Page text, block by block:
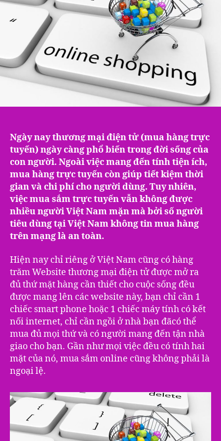
Ngày nay thương mại điện tử (mua hàng trực
tuyến) ngày càng phổ biến trong đời sống của
con người. Ngoài việc mang đến tính tiện ích,
mua hàng trực tuyến còn giúp tiết kiệm thời
gian và chi phí cho người dùng. Tuy nhiên,
việc mua sắm trực tuyến vẫn không được
nhiều người Việt Nam mặn mà bởi số người
tiêu dùng tại Việt Nam không tin mua hàng
trên mạng là an toàn.
Hiện nay chỉ riêng ở Việt Nam cũng có hàng
trăm Website thương mại điện tử được mở ra
đủ thứ mặt hàng cần thiết cho cuộc sống đều
được mang lên các website này, bạn chỉ cần 1
chiếc smart phone hoặc 1 chiếc máy tính có kết
nối internet, chỉ cần ngồi ở nhà bạn đãcó thể
mua đủ mọi thứ và có người mang đến tận nhà
giao cho bạn. Gần như mọi việc đều có tính hai
mặt của nó, mua sắm online cũng không phải là
ngoại lệ.